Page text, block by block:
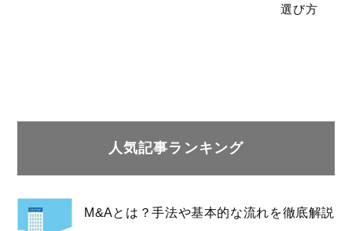
選び方
人気記事ランキング
M&Aとは？手法や基本的な流れを徹底解説